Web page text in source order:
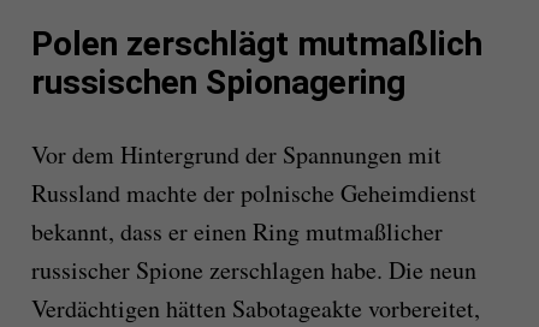
Polen zerschlägt mutmaßlich
russischen Spionagering
Vor dem Hintergrund der Spannungen mit
Russland machte der polnische Geheimdienst
bekannt, dass er einen Ring mutmaßlicher
russischer Spione zerschlagen habe. Die neun
Verdächtigen hätten Sabotageakte vorbereitet,